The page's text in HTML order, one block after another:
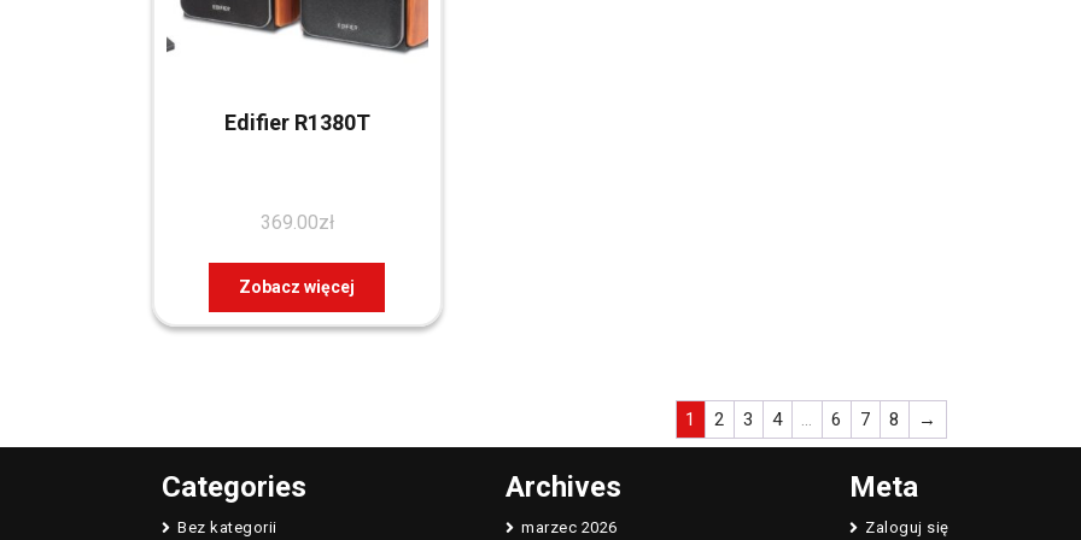
Edifier R1380T
369.00zł
Zobacz więcej
1 2 3 4 … 6 7 8 →
Categories
Bez kategorii
Archives
marzec 2026
Meta
Zaloguj się